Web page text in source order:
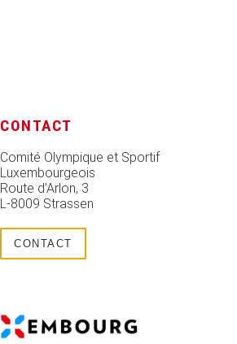
CONTACT
Comité Olympique et Sportif
Luxembourgeois
Route d’Arlon, 3
L-8009 Strassen
CONTACT